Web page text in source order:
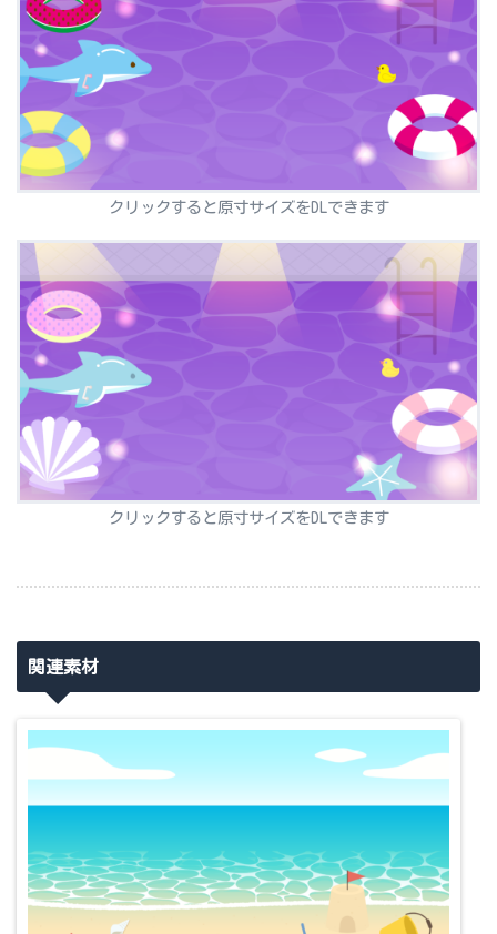
クリックすると原寸サイズをDLできます
クリックすると原寸サイズをDLできます
関連素材